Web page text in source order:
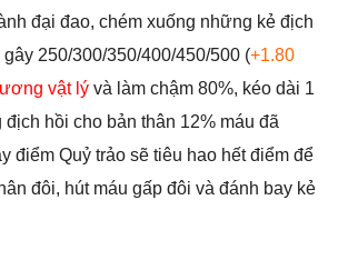
đại đao, chém xuống những kẻ địch
250/300/350/400/450/500 (+1.80
vật lý và làm chậm 80%, kéo dài 1
hồi cho bản thân 12% máu đã
điểm Quỷ trảo sẽ tiêu hao hết điểm để
đôi, hút máu gấp đôi và đánh bay kẻ